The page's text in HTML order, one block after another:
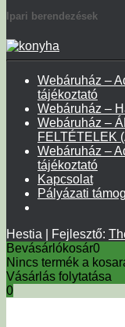
Ipari berendezések
Webáruház –
tájékoztató
Webáruház –
Webáruház –
FELTÉTELEK
Webáruház –
tájékoztató
Kapcsolat
Pályázati
Hestia | Fejlesztő:
Bevásárlókosár0
Nincs termék a
Vásárlás folytatása
0